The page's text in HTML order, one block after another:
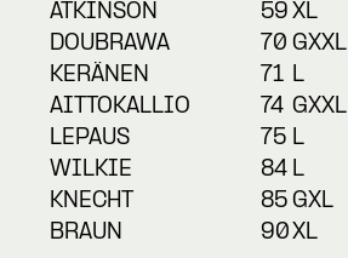
ATKINSON
59 XL
DOUBRAWA
70 GXXL
KERÄNEN
71 L
AITTOKALLIO
74 GXXL
LEPAUS
75 L
WILKIE
84 L
KNECHT
85 GXL
BRAUN
90XL